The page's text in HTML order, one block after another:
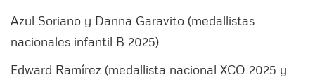
Azul Soriano y Danna Garavito (medallistas
nacionales infantil B 2025)
Edward Ramírez (medallista nacional XCO 2025 y